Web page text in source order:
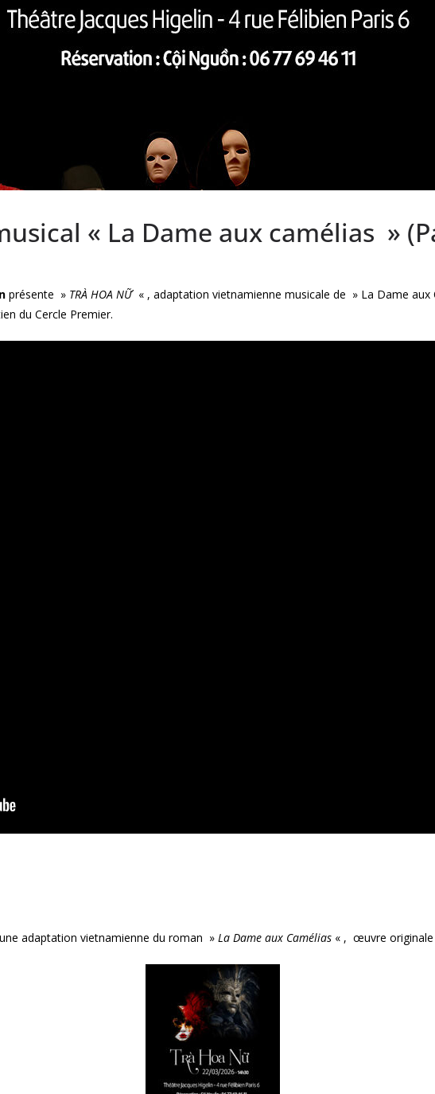
« La Dame aux camélias »
présente » TRÀ HOA NỮ « , adaptation vietnamienne musicale de » La Dame aux
du Cercle Premier.
adaptation vietnamienne du roman » La Dame aux Camélias « , œuvre originale